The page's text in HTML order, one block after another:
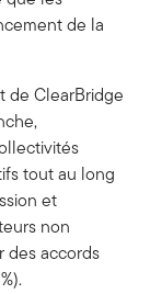
de la
de ClearBridge
tout au long
et
non
des accords